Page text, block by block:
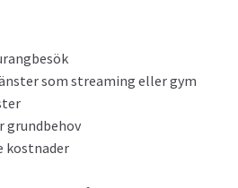
som streaming eller gym
grundbehov
kostnader